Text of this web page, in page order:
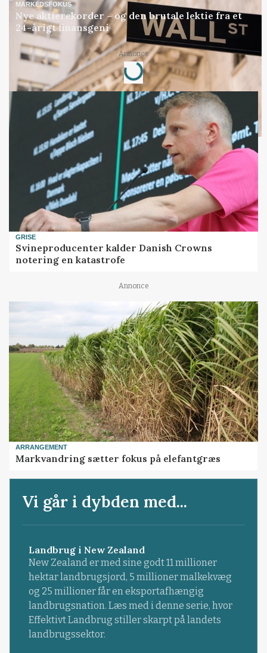
MARKEDSFOKUS
Nye aktierekorder – og den brutale lektie fra et
24-årigt finansgeni
Annonce
Loading...
GRISE
Svineproducenter kalder Danish Crowns
notering en katastrofe
Annonce
ARRANGEMENT
Markvandring sætter fokus på elefantgræs
Vi går i dybden med...
Landbrug i New Zealand
New Zealand er med sine godt 11 millioner
hektar landbrugsjord, 5 millioner malkekvæg
og 25 millioner får en eksportafhængig
landbrugsnation. Læs med i denne serie, hvor
Effektivt Landbrug stiller skarpt på landets
landbrugssektor.